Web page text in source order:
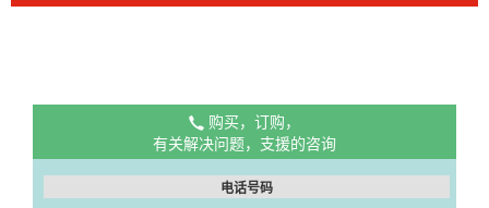
购买，订购，
有关解决问题，支援的咨询
电话号码